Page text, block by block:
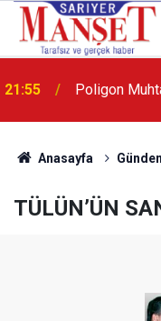
13:36 'Poligon'da
Anasayfa
TÜLÜN’ÜN